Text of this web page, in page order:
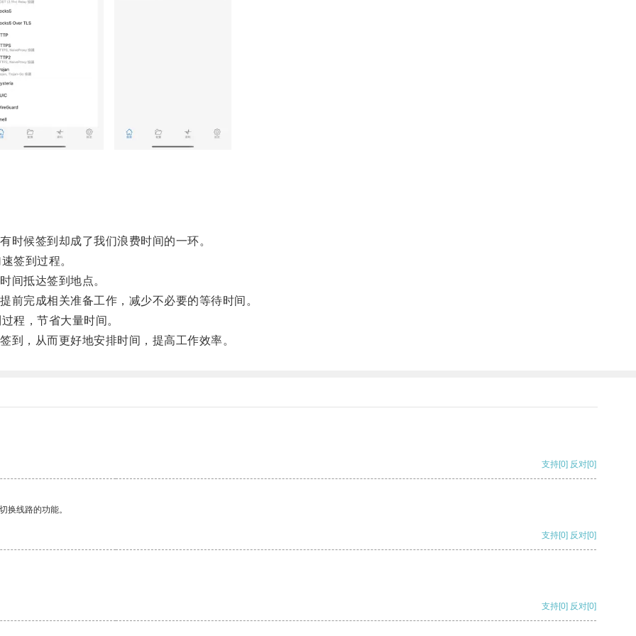
候签到却成了我们浪费时间的一环。
签到过程。
抵达签到地点。
完成相关准备工作，减少不必要的等待时间。
，节省大量时间。
，从而更好地安排时间，提高工作效率。
支持[0] 反对[0]
换线路的功能。
支持[0] 反对[0]
支持[0] 反对[0]